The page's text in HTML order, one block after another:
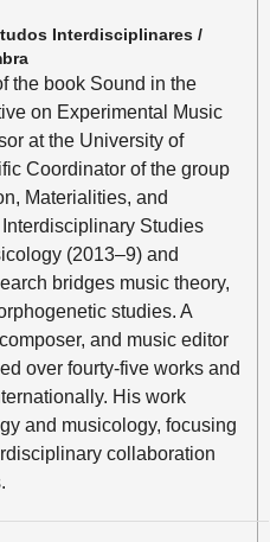
Interdisciplinares /
the book Sound in the
on Experimental Music
at the University of
Coordinator of the group
Materialities, and
Interdisciplinary Studies
(2013–9) and
bridges music theory,
studies. A
and music editor
over fourty-five works and
His work
and musicology, focusing
collaboration